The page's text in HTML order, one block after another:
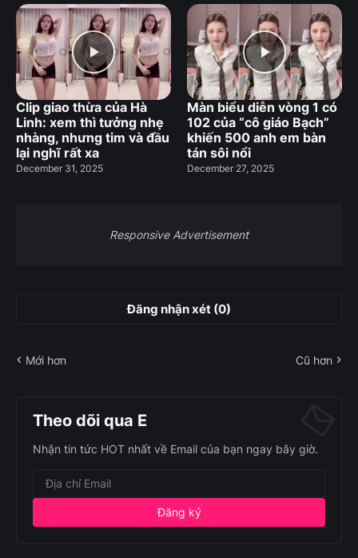
Clip giao thừa của Hà
Linh: xem thì tưởng nhẹ
nhàng, nhưng tim và đầu
lại nghĩ rất xa
December 31, 2025
Màn biểu diễn vòng 1 có
102 của “cô giáo Bạch”
khiến 500 anh em bàn
tán sôi nổi
December 27, 2025
Responsive Advertisement
Đăng nhận xét (0)
Mới hơn Cũ hơn
Theo dõi qua E
Nhận tin tức HOT nhất về Email của bạn ngay bây giờ.